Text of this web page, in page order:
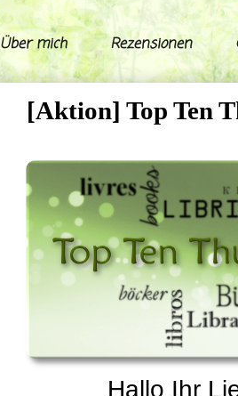
Über mich Rezensionen
[Aktion] Top Ten
Hallo Ihr